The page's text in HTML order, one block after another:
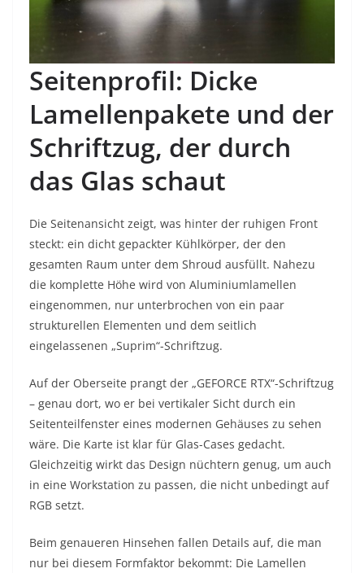
Seitenprofil: Dicke
Lamellenpakete und der
Schriftzug, der durch
das Glas schaut
Die Seitenansicht zeigt, was hinter der ruhigen Front
steckt: ein dicht gepackter Kühlkörper, der den
gesamten Raum unter dem Shroud ausfüllt. Nahezu
die komplette Höhe wird von Aluminiumlamellen
eingenommen, nur unterbrochen von ein paar
strukturellen Elementen und dem seitlich
eingelassenen „Suprim“-Schriftzug.
Auf der Oberseite prangt der „GEFORCE RTX“-Schriftzug
– genau dort, wo er bei vertikaler Sicht durch ein
Seitenteilfenster eines modernen Gehäuses zu sehen
wäre. Die Karte ist klar für Glas-Cases gedacht.
Gleichzeitig wirkt das Design nüchtern genug, um auch
in eine Workstation zu passen, die nicht unbedingt auf
RGB setzt.
Beim genaueren Hinsehen fallen Details auf, die man
nur bei diesem Formfaktor bekommt: Die Lamellen